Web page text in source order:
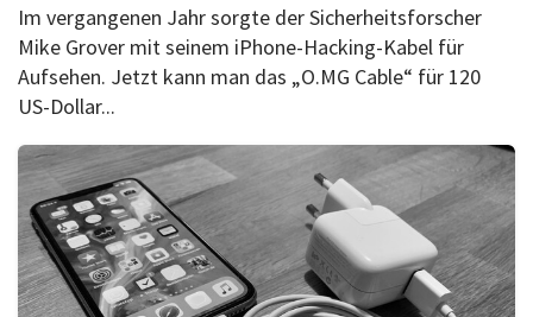
Im vergangenen Jahr sorgte der Sicherheitsforscher
Mike Grover mit seinem iPhone-Hacking-Kabel für
Aufsehen. Jetzt kann man das „O.MG Cable“ für 120
US-Dollar...